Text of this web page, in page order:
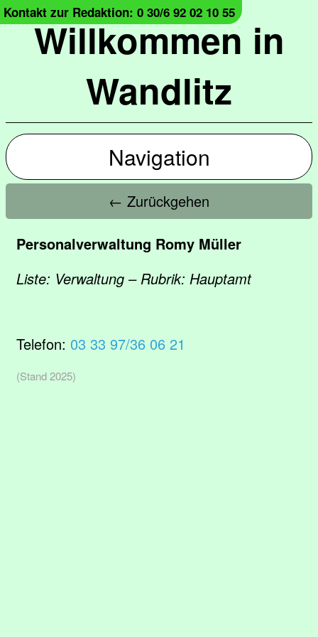
Willkommen in
Wandlitz
Kontakt zur Redaktion: 0 30/6 92 02 10 55
Navigation
← Zurückgehen
Personalverwaltung Romy Müller
Liste: Verwaltung – Rubrik: Hauptamt
Telefon: 03 33 97/36 06 21
(Stand 2025)